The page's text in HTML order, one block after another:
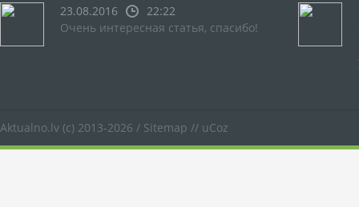
23.08.2016
22:22
Очень интересная статья, спасибо!
Aktualno.lv (c) 2013-2026 / Sitemap // uCoz